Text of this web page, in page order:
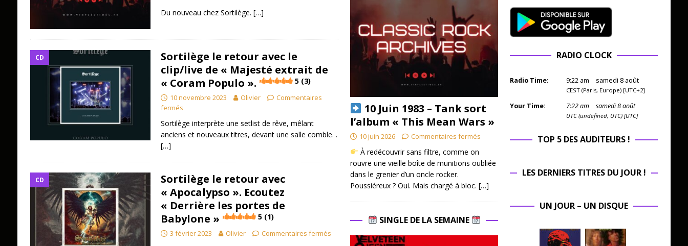
Du nouveau chez Sortilège. […]
CD
Sortilège le retour avec le
clip/live de « Majesté extrait de
« Coram Populo ».
5 (3)
10 novembre 2023 Olivier
Commentaires
fermés
Sortilège interprète une setlist de rêve, mêlant
anciens et nouveaux titres, devant une salle comble. .
[…]
CD
Sortilège le retour avec
« Apocalypso ». Ecoutez
« Derrière les portes de
Babylone »
5 (1)
3 février 2023 Olivier Commentaires fermés
10 Juin 1983 – Tank sort
l’album « This Mean Wars »
10 juin 2026 Commentaires fermés
À redécouvrir sans filtre, comme on
rouvre une vieille boîte de munitions oubliée
dans le grenier d’un oncle rocker.
Poussiéreux ? Oui. Mais chargé à bloc. […]
SINGLE DE LA SEMAINE
RADIO CLOCK
Radio Time: 9:22 am samedi 8 août
CEST (Paris, Europe) [UTC+2]
Your Time: 7:22am samedi 8 août
UTC (undefined, UTC) [UTC]
TOP 5 DES AUDITEURS !
LES DERNIERS TITRES DU JOUR !
UN JOUR – UN DISQUE